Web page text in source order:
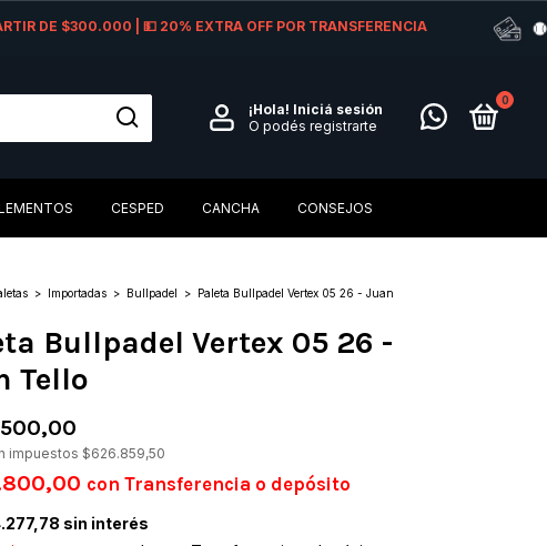
DE $300.000 | 💵 20% EXTRA OFF POR TRANSFERENCIA
¡Hola! Iniciá sesión
O podés registrarte
0
CESPED CANCHA CONSEJOS
> Importadas > Bullpadel > Paleta Bullpadel Vertex 05 26 - Juan
Bullpadel Vertex 05 26 -
Tello
impuestos $626.859,50
con Transferencia o depósito
sin interés